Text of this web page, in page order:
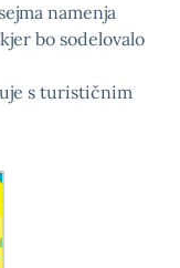
namenja
bo sodelovalo
s turističnim